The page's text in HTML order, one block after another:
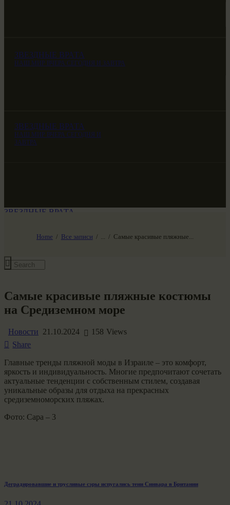
ЗВЕЗДНЫЕ ВРАТА
НАШ МИР ВЧЕРА СЕГОДНЯ И ЗАВТРА
ЗВЕЗДНЫЕ ВРАТА
НАШ МИР ВЧЕРА СЕГОДНЯ И
ЗАВТРА
Home Все записи Самые красивые пляжные...
ЗВЕЗДНЫЕ ВРАТА
SG-6
Самые красивые пляжные костюмы
на Средиземном море
Новости 21.10.2024 158 Views
Share
Главные тренды пляжной моды в Израиле – это комфорт,
яркость и индивидуальность. Многие предпочитают сочетать
актуальные тенденции с собственным стилем, создавая
уникальные образы для отдыха на прекрасных
средиземноморских пляжах.
Фото: Сара – 3
Навигация
по
Previous
Деградировавшие и трусливые сэры испугались тени Синвара в Британии